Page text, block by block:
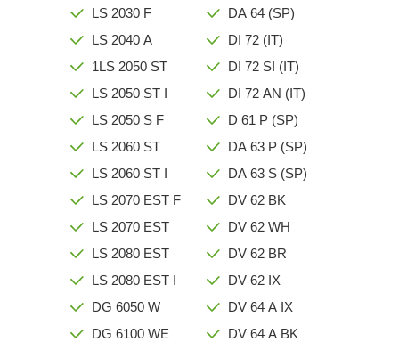
LS 2030 F
LS 2040 A
1LS 2050 ST
LS 2050 ST I
LS 2050 S F
LS 2060 ST
LS 2060 ST I
LS 2070 EST F
LS 2070 EST
LS 2080 EST
LS 2080 EST I
DG 6050 W
DG 6100 WE
DA 64 (SP)
DI 72 (IT)
DI 72 SI (IT)
DI 72 AN (IT)
D 61 P (SP)
DA 63 P (SP)
DA 63 S (SP)
DV 62 BK
DV 62 WH
DV 62 BR
DV 62 IX
DV 64 A IX
DV 64 A BK